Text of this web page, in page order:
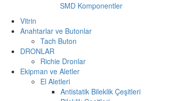
SMD Komponentler
Vitrin
Anahtarlar ve Butonlar
Tach Buton
DRONLAR
Richie Dronlar
Ekipman ve Aletler
El Aletleri
Antistatik Bileklik Çeşitleri